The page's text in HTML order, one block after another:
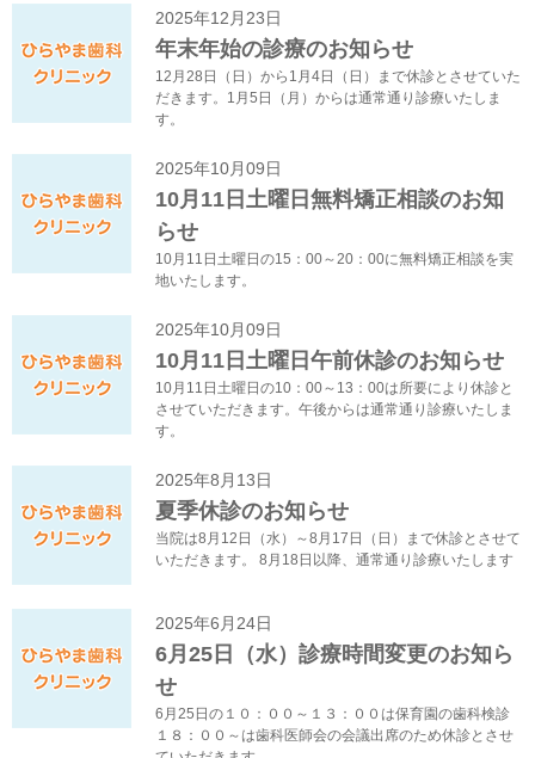
2025年12月23日
年末年始の診療のお知らせ
12月28日（日）から1月4日（日）まで休診とさせていた
だきます。1月5日（月）からは通常通り診療いたしま
す。
2025年10月09日
10月11日土曜日無料矯正相談のお知
らせ
10月11日土曜日の15：00～20：00に無料矯正相談を実
地いたします。
2025年10月09日
10月11日土曜日午前休診のお知らせ
10月11日土曜日の10：00～13：00は所要により休診と
させていただきます。午後からは通常通り診療いたしま
す。
2025年8月13日
夏季休診のお知らせ
当院は8月12日（水）～8月17日（日）まで休診とさせて
いただきます。 8月18日以降、通常通り診療いたします
2025年6月24日
6月25日（水）診療時間変更のお知ら
せ
6月25日の１０：００～１３：００は保育園の歯科検診
１８：００～は歯科医師会の会議出席のため休診とさせ